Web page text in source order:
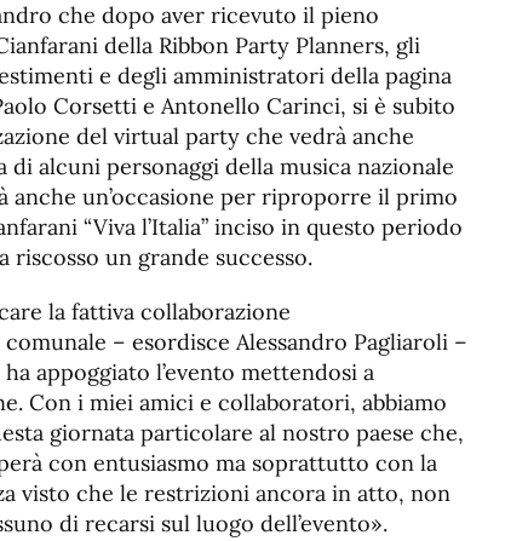
che dopo aver ricevuto il pieno
della Ribbon Party Planners, gli
e degli amministratori della pagina
Corsetti e Antonello Carinci, si è subito
del virtual party che vedrà anche
alcuni personaggi della musica nazionale
anche un’occasione per riproporre il primo
“Viva l’Italia” inciso in questo periodo
riscosso un grande successo.
la fattiva collaborazione
– esordisce Alessandro Pagliaroli –
appoggiato l’evento mettendosi a
Con i miei amici e collaboratori, abbiamo
giornata particolare al nostro paese che,
con entusiasmo ma soprattutto con la
visto che le restrizioni ancora in atto, non
di recarsi sul luogo dell’evento».